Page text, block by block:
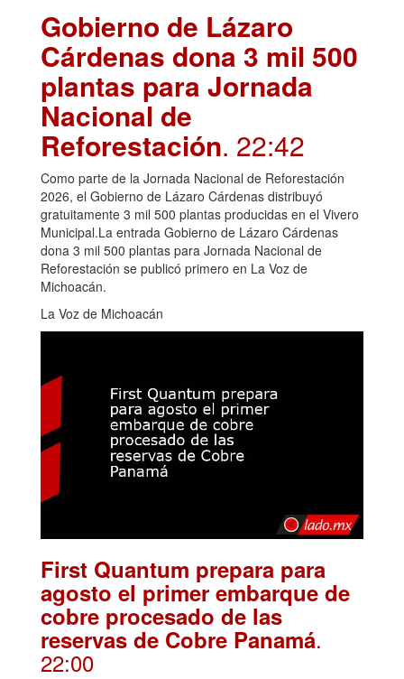
Gobierno de Lázaro
Cárdenas dona 3 mil 500
plantas para Jornada
Nacional de
Reforestación. 22:42
Como parte de la Jornada Nacional de Reforestación
2026, el Gobierno de Lázaro Cárdenas distribuyó
gratuitamente 3 mil 500 plantas producidas en el Vivero
Municipal.La entrada Gobierno de Lázaro Cárdenas
dona 3 mil 500 plantas para Jornada Nacional de
Reforestación se publicó primero en La Voz de
Michoacán.
La Voz de Michoacán
First Quantum prepara para
agosto el primer embarque de
cobre procesado de las
reservas de Cobre Panamá.
22:00